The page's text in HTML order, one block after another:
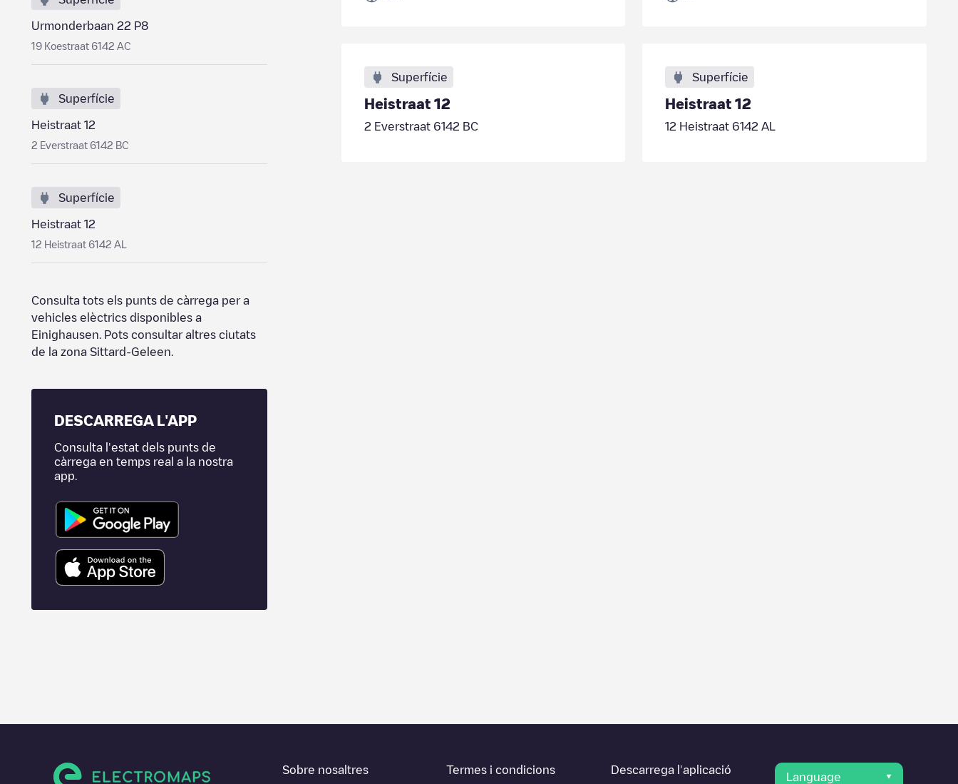
Urmonderbaan 22 P8
19 Koestraat 6142 AC
Superfície
Heistraat 12
2 Everstraat 6142 BC
Superfície
Heistraat 12
12 Heistraat 6142 AL
Consulta tots els punts de càrrega per a
vehicles elèctrics disponibles a
Einighausen . Pots consultar altres ciutats
de la zona Sittard-Geleen
DESCARREGA L'APP
Consulta l'estat dels punts de
càrrega en temps real a la nostra
app.
Superfície
Heistraat 12
2 Everstraat 6142 BC
Superfície
Heistraat 12
12 Heistraat 6142 AL
Sobre nosaltres Termes i condicions Descarrega l'aplicació
Language